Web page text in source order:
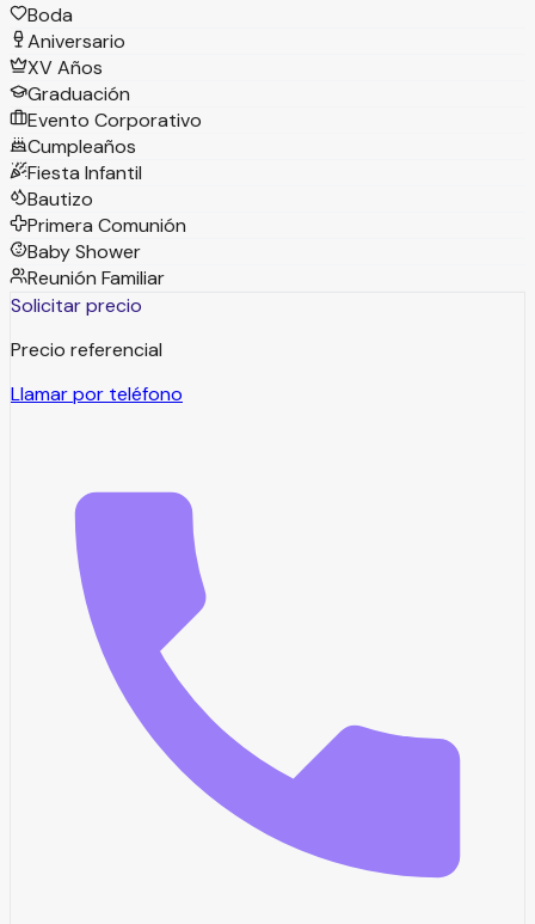
Boda
Aniversario
XV Años
Graduación
Evento Corporativo
Cumpleaños
Fiesta Infantil
Bautizo
Primera Comunión
Baby Shower
Reunión Familiar
Solicitar precio
Precio referencial
Llamar por teléfono